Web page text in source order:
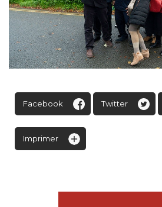
Facebook Twitter
Imprimer